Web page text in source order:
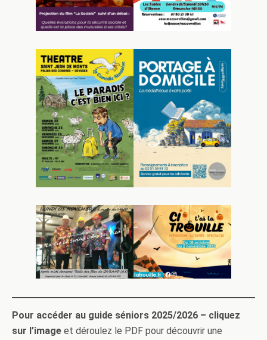
Pour accéder au guide séniors 2025/2026 – cliquez
sur l’image et déroulez le PDF pour découvrir une